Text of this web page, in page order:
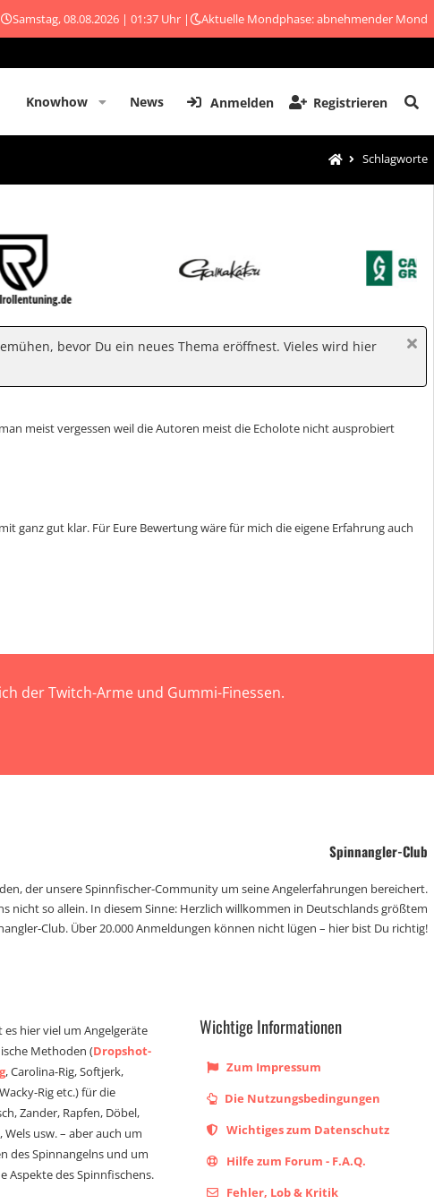
Samstag, 08.08.2026 | 01:37 Uhr | Aktuelle Mondphase: abnehmender Mond
Knowhow News Anmelden Registrieren
Schlagworte
bevor Du ein neues Thema eröffnest. Vieles wird hier
meist vergessen weil die Autoren meist die Echolote nicht ausprobiert
ganz gut klar. Für Eure Bewertung wäre für mich die eigene Erfahrung auch
der Twitch-Arme und Gummi-Finessen.
Spinnangler-Club
der unsere Spinnfischer-Community um seine Angelerfahrungen bereichert.
nicht so allein. In diesem Sinne: Herzlich willkommen in Deutschlands größtem
Club. Über 20.000 Anmeldungen können nicht lügen – hier bist Du richtig!
hier viel um Angelgeräte
Methoden (Dropshot-
, Carolina-Rig, Softjerk,
Rig etc.) für die
Zander, Rapfen, Döbel,
Wels usw. – aber auch um
des Spinnangelns und um
Aspekte des Spinnfischens.
Wichtige Informationen
Zum Impressum
Die Nutzungsbedingungen
Wichtiges zum Datenschutz
Hilfe zum Forum - F.A.Q.
Fehler, Lob & Kritik